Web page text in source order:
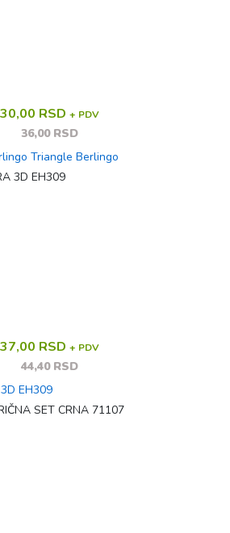
30,00 RSD + PDV
36,00 RSD
Triangle Berlingo
37,00 RSD + PDV
44,40 RSD
EH309